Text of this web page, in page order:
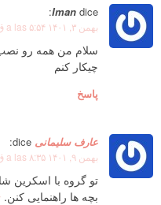
Iman dice:
بهمن ۳, ۱۴۰۱ a las ۵:۵۴ ق.ظ
سلام من همه رو
چیکار کنم
پاسخ
عارف سلیمانی dice:
بهمن ۹, ۱۴۰۱ a las ۸:۳۵ ق.ظ
تو گروه با اسکرین
بچه ها راهنمایی کنن.